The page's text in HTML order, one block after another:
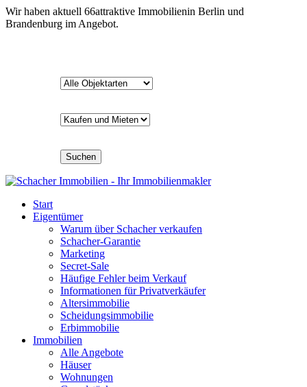
Wir haben aktuell 66attraktive Immobilienin Berlin und
Brandenburg im Angebot.
Suchen
Start
Eigentümer
Warum über Schacher verkaufen
Schacher-Garantie
Marketing
Secret-Sale
Häufige Fehler beim Verkauf
Informationen für Privatverkäufer
Altersimmobilie
Scheidungsimmobilie
Erbimmobilie
Immobilien
Alle Angebote
Häuser
Wohnungen